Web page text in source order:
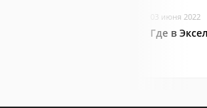
03 июня 2022
Где в